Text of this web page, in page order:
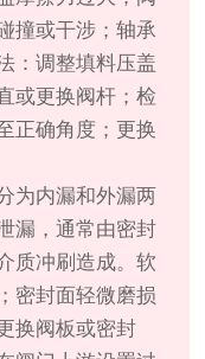
撞或干涉；轴承
：调整填料压盖
或更换阀杆；检
正确角度；更换
为内漏和外漏两
漏，通常由密封
质冲刷造成。软
密封面轻微磨损
换阀板或密封